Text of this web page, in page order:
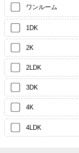
ワンルーム
1DK
2K
2LDK
3DK
4K
4LDK